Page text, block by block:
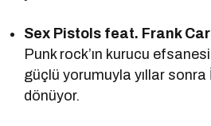
Sex Pistols feat. Frank
Punk rock’ın kurucu
güçlü yorumuyla yıllar sonra
dönüyor.